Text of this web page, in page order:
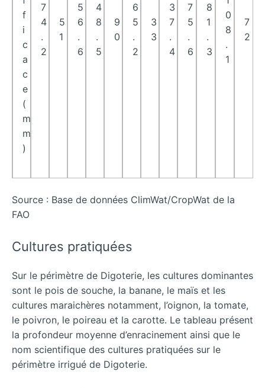
f
i
c
a
c
e
(
m
m
)
7
4
.
2
5
1
5
6
.
6
4
8
.
5
9
0
6
5
.
2
3
3
3
7
.
4
7
5
.
6
8
1
.
3
0
8
.
1
7
2
Source : Base de données ClimWat/CropWat de la
FAO
Cultures pratiquées
Sur le périmètre de Digoterie, les cultures dominantes
sont le pois de souche, la banane, le maïs et les
cultures maraichères notamment, l’oignon, la tomate,
le poivron, le poireau et la carotte. Le tableau présent
la profondeur moyenne d’enracinement ainsi que le
nom scientifique des cultures pratiquées sur le
périmètre irrigué de Digoterie.